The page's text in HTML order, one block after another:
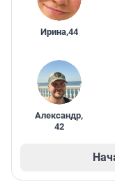
Ирина,44
Александр,
42